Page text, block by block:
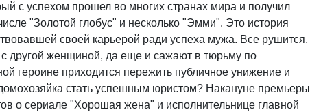
с успехом прошел во многих странах мира и получил
"Золотой глобус" и несколько "Эмми". Это история
своей карьерой ради успеха мужа. Все рушится,
с другой женщиной, да еще и сажают в тюрьму по
героине приходится пережить публичное унижение и
стать успешным юристом? Накануне премьеры
о сериале "Хорошая жена" и исполнительнице главной